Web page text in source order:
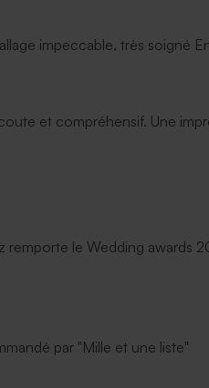
impeccable, très soigné
et compréhensif. Une
remporte le Wedding awards
par "Mille et une liste"